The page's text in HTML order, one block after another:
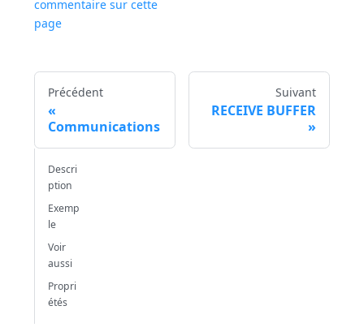
commentaire sur cette
page
Précédent
Communications
Suivant
RECEIVE BUFFER
Descri
ption
Exemp
le
Voir
aussi
Propri
étés